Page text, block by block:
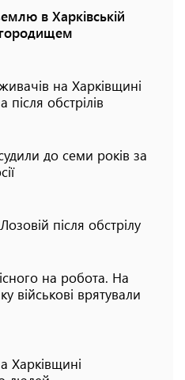
в Харківській
городищем
на Харківщині
обстрілів
до семи років за
після обстрілу
на робота. На
військові врятували
Харківщині